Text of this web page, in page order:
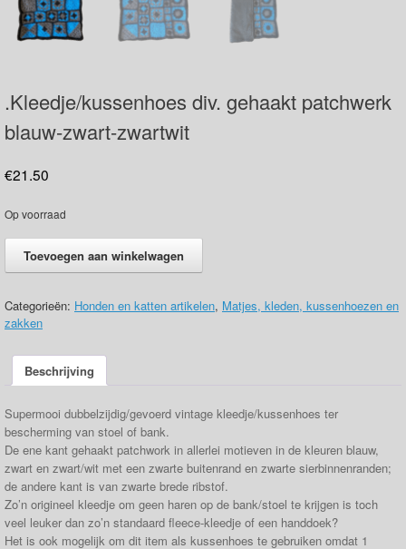
.Kleedje/kussenhoes div. gehaakt patchwerk
blauw-zwart-zwartwit
€21.50
Op voorraad
patchwerk
blauw-
zwart-
aantal
Toevoegen aan winkelwagen
Categorieën: Honden en katten artikelen, Matjes, kleden, kussenhoezen en
zakken
Beschrijving
Supermooi dubbelzijdig/gevoerd vintage kleedje/kussenhoes ter
bescherming van stoel of bank.
De ene kant gehaakt patchwork in allerlei motieven in de kleuren blauw,
zwart en zwart/wit met een zwarte buitenrand en zwarte sierbinnenranden;
de andere kant is van zwarte brede ribstof.
Zo’n origineel kleedje om geen haren op de bank/stoel te krijgen is toch
veel leuker dan zo’n standaard fleece-kleedje of een handdoek?
Het is ook mogelijk om dit item als kussenhoes te gebruiken omdat 1